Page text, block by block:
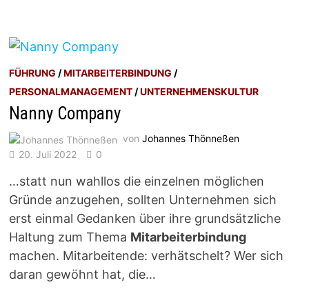
FÜHRUNG /MITARBEITERBINDUNG /
PERSONALMANAGEMENT /UNTERNEHMENSKULTUR
Nanny Company
vonJohannes Thönneßen
20. Juli 2022
0
…statt nun wahllos die einzelnen möglichen
Gründe anzugehen, sollten Unternehmen sich
erst einmal Gedanken über ihre grundsätzliche
Haltung zum Thema Mitarbeiterbindung
machen. Mitarbeitende: verhätschelt? Wer sich
daran gewöhnt hat, die…